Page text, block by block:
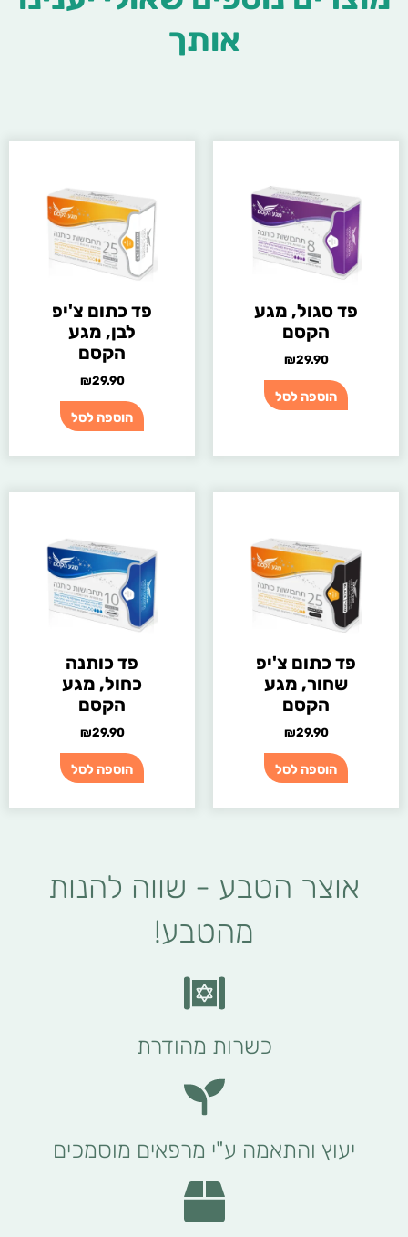
אותך
פד סגול, מגע
הקסם
₪29.90
הוספה לסל
פד כתום צ'יפ
לבן, מגע
הקסם
₪29.90
הוספה לסל
פד כתום צ'יפ
שחור, מגע
הקסם
₪29.90
הוספה לסל
פד כותנה
כחול, מגע
הקסם
₪29.90
הוספה לסל
אוצר הטבע - שווה להנות
מהטבע!
כשרות מהודרת
יעוץ והתאמה ע"י מרפאים מוסמכים